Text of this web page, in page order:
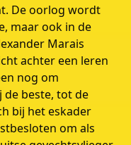
De oorlog wordt
maar ook in de
Marais
achter een leren
nog om
de beste, tot de
bij het eskader
om als